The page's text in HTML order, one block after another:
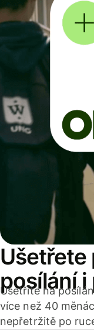
Ušetřete
posílání
Ušetříte na
více než 40
nepřetržitě po